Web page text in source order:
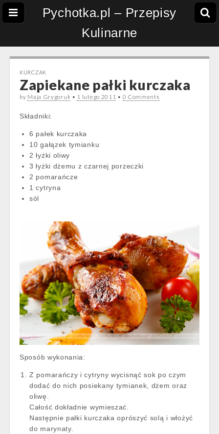
Pychotka.pl – Przepisy
Kulinarne
KURCZAK
Zapiekane pałki kurczaka
by Maja Grygoruk • 1 lutego 2011 • 0 Comments
Składniki:
6 pałek kurczaka
10 gałązek tymianku
2 łyżki oliwy
3 łyżki dżemu z czarnej porzeczki
2 pomarańcze
1 cytryna
sól
Sposób wykonania:
Z pomarańczy i cytryny wycisnąć sok po czym
dodać do nich posiekany tymianek, dżem oraz
oliwę.
Całość dokładnie wymieszać.
Następnie pałki kurczaka oprószyć solą i włożyć
do marynaty.